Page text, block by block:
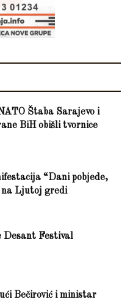
Štaba Sarajevo i
BiH obišli tvornice
“Dani pobjede,
na Ljutoj gredi
Desant Festival
Bečirović i ministar